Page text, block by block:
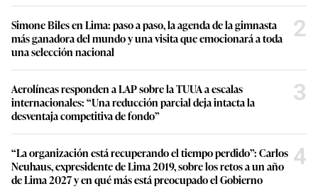
Simone Biles en Lima: paso a paso, la agenda de la gimnasta
más ganadora del mundo y una visita que emocionará a toda
una selección nacional
2
Aerolíneas responden a LAP sobre la TUUA a escalas
internacionales: “Una reducción parcial deja intacta la
desventaja competitiva de fondo”
3
“La organización está recuperando el tiempo perdido”: Carlos
Neuhaus, expresidente de Lima 2019, sobre los retos a un año
de Lima 2027 y en qué más está preocupado el Gobierno
4